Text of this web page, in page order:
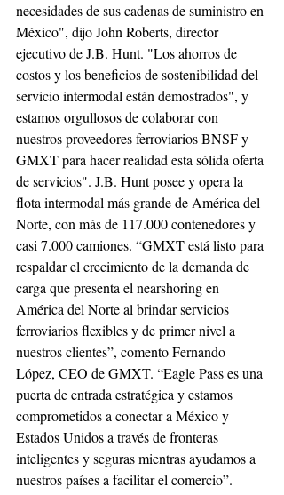
necesidades de sus cadenas de suministro en
México", dijo John Roberts, director
ejecutivo de J.B. Hunt. "Los ahorros de
costos y los beneficios de sostenibilidad del
servicio intermodal están demostrados", y
estamos orgullosos de colaborar con
nuestros proveedores ferroviarios BNSF y
GMXT para hacer realidad esta sólida oferta
de servicios". J.B. Hunt posee y opera la
flota intermodal más grande de América del
Norte, con más de 117.000 contenedores y
casi 7.000 camiones. “GMXT está listo para
respaldar el crecimiento de la demanda de
carga que presenta el nearshoring en
América del Norte al brindar servicios
ferroviarios flexibles y de primer nivel a
nuestros clientes”, comento Fernando
López, CEO de GMXT. “Eagle Pass es una
puerta de entrada estratégica y estamos
comprometidos a conectar a México y
Estados Unidos a través de fronteras
inteligentes y seguras mientras ayudamos a
nuestros países a facilitar el comercio”.